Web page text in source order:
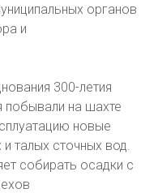
органов
и
300-летия
побывали на шахте
новые
талых сточных вод.
собирать осадки с